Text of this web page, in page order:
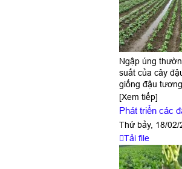
Ngập úng
suất của cây
giống đậu
[Xem tiếp]
Phát triển các
Thứ bảy, 18/
Tải file